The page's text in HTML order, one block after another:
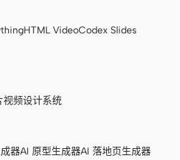
HTML VideoCodex Slides
视频设计系统
器AI 原型生成器AI 落地页生成器